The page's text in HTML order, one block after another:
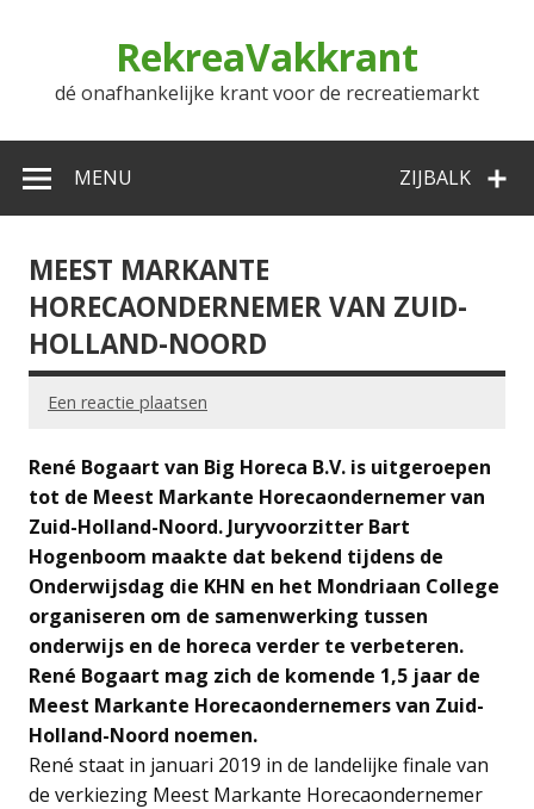
RekreaVakkrant
dé onafhankelijke krant voor de recreatiemarkt
ZIJBALK
MENU
MEEST MARKANTE
HORECAONDERNEMER VAN ZUID-
HOLLAND-NOORD
Een reactie plaatsen
René Bogaart van Big Horeca B.V. is uitgeroepen
tot de Meest Markante Horecaondernemer van
Zuid-Holland-Noord. Juryvoorzitter Bart
Hogenboom maakte dat bekend tijdens de
Onderwijsdag die KHN en het Mondriaan College
organiseren om de samenwerking tussen
onderwijs en de horeca verder te verbeteren.
René Bogaart mag zich de komende 1,5 jaar de
Meest Markante Horecaondernemers van Zuid-
Holland-Noord noemen.
René staat in januari 2019 in de landelijke finale van
de verkiezing Meest Markante Horecaondernemer